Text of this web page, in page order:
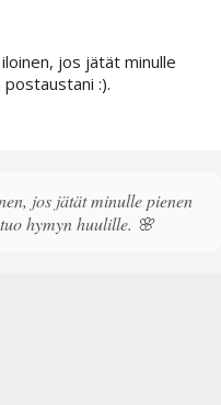
jos jätät minulle
:).
jos jätät minulle pienen
hymyn huulille. 🌸